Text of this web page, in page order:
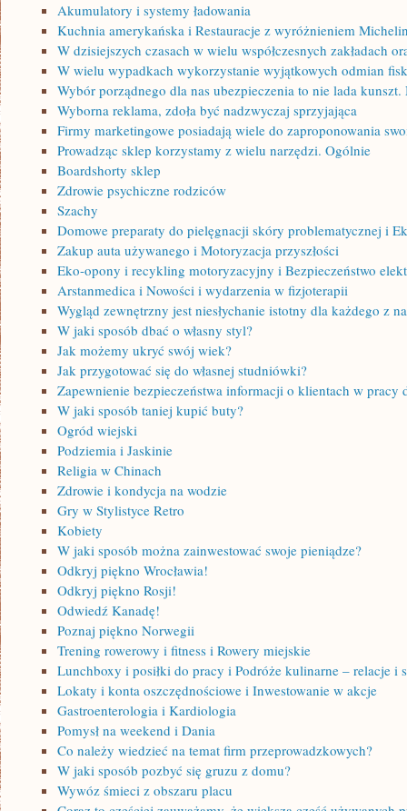
Akumulatory i systemy ładowania
Kuchnia amerykańska i Restauracje z wyróżnieniem
W dzisiejszych czasach w wielu współczesnych zakładach
W wielu wypadkach wykorzystanie wyjątkowych odmian
Wybór porządnego dla nas ubezpieczenia to nie lada kunszt.
Wyborna reklama, zdoła być nadzwyczaj sprzyjająca
Firmy marketingowe posiadają wiele do zaproponowania
Prowadząc sklep korzystamy z wielu narzędzi. Ogólnie
Boardshorty sklep
Zdrowie psychiczne rodziców
Szachy
Domowe preparaty do pielęgnacji skóry problematycznej i
Zakup auta używanego i Motoryzacja przyszłości
Eko-opony i recykling motoryzacyjny i Bezpieczeństwo
Arstanmedica i Nowości i wydarzenia w fizjoterapii
Wygląd zewnętrzny jest niesłychanie istotny dla każdego z
W jaki sposób dbać o własny styl?
Jak możemy ukryć swój wiek?
Jak przygotować się do własnej studniówki?
Zapewnienie bezpieczeństwa informacji o klientach w pracy
W jaki sposób taniej kupić buty?
Ogród wiejski
Podziemia i Jaskinie
Religia w Chinach
Zdrowie i kondycja na wodzie
Gry w Stylistyce Retro
Kobiety
W jaki sposób można zainwestować swoje pieniądze?
Odkryj piękno Wrocławia!
Odkryj piękno Rosji!
Odwiedź Kanadę!
Poznaj piękno Norwegii
Trening rowerowy i fitness i Rowery miejskie
Lunchboxy i posiłki do pracy i Podróże kulinarne – relacje i
Lokaty i konta oszczędnościowe i Inwestowanie w akcje
Gastroenterologia i Kardiologia
Pomysł na weekend i Dania
Co należy wiedzieć na temat firm przeprowadzkowych?
W jaki sposób pozbyć się gruzu z domu?
Wywóz śmieci z obszaru placu